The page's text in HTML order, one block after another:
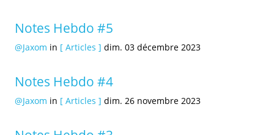
Notes Hebdo #5
@Jaxom in [ Articles ] dim. 03 décembre 2023
Notes Hebdo #4
@Jaxom in [ Articles ] dim. 26 novembre 2023